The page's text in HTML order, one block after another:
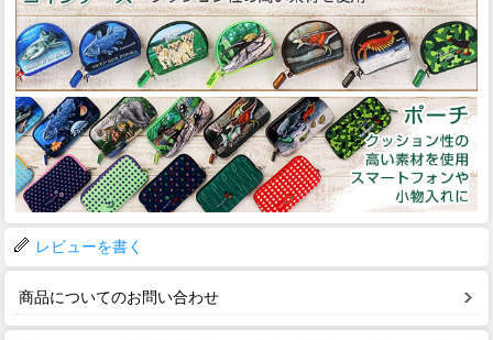
レビューを書く
商品についてのお問い合わせ